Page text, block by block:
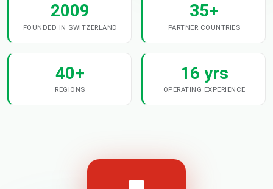
2009
FOUNDED IN SWITZERLAND
35+
PARTNER COUNTRIES
40+
REGIONS
16 yrs
OPERATING EXPERIENCE